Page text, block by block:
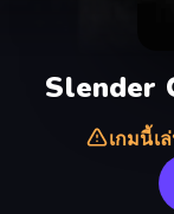
Slender
เกมนี้เ